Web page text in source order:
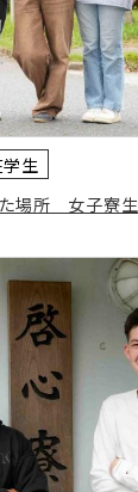
生
た場所 女子寮生